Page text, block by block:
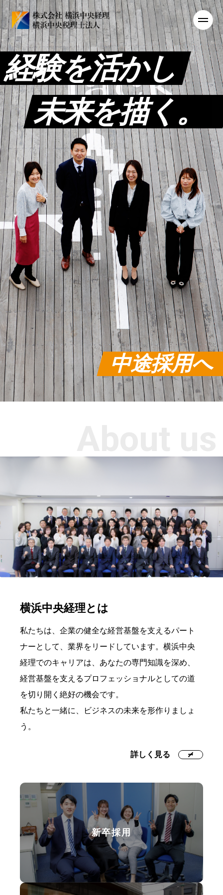
新卒採用へ
経験を活かし
未来を描く。
中途採用へ
横浜中央経理とは
私たちは、企業の健全な経営基盤を支えるパート
ナーとして、業界をリードしています。横浜中央
経理でのキャリアは、あなたの専門知識を深め、
経営基盤を支えるプロフェッショナルとしての道
を切り開く絶好の機会です。
私たちと一緒に、ビジネスの未来を形作りましょ
う。
詳しく見る
新卒採用